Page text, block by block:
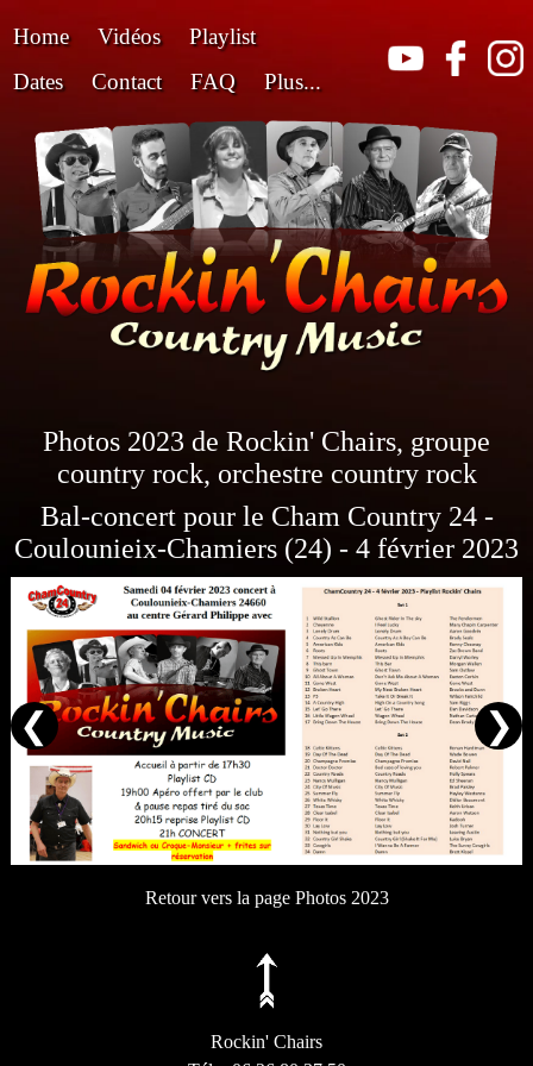
Home Vidéos
Playlist
Dates
Contact FAQ Plus...
Photos 2023 de Rockin' Chairs, groupe
country rock, orchestre country rock
Bal-concert pour le Cham Country 24 -
Coulounieix-Chamiers (24) - 4 février 2023
❮ ❯
Retour vers la page Photos 2023
Rockin' Chairs